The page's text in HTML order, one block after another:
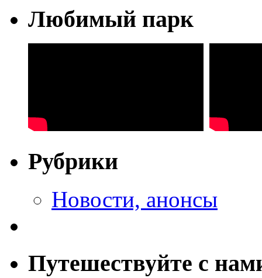
Любимый парк
Рубрики
Новости, анонсы
Путешествуйте с